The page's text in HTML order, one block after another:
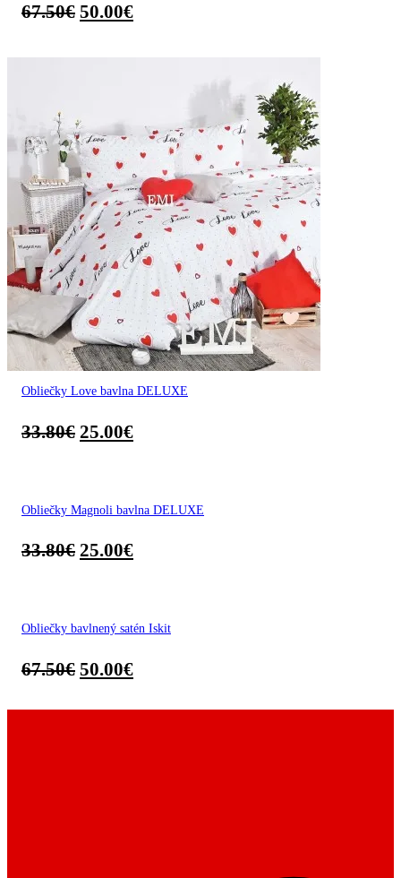
67.50€ 50.00€
Obliečky Love bavlna DELUXE
33.80€ 25.00€
Obliečky Magnoli bavlna DELUXE
33.80€ 25.00€
Obliečky bavlnený satén Iskit
67.50€ 50.00€